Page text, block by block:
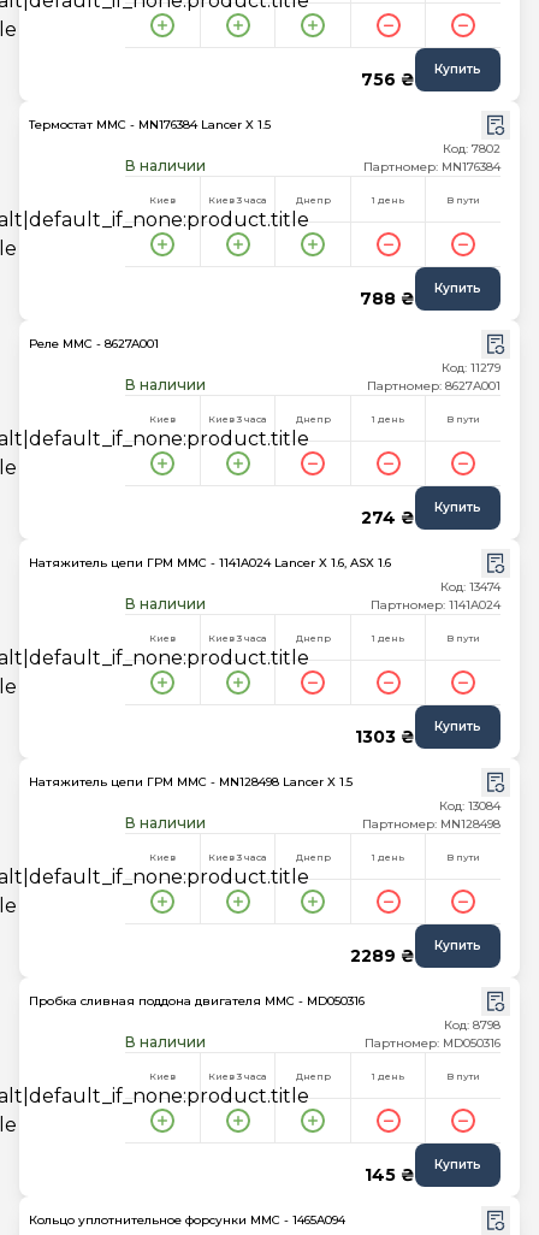
756 ₴ Купить
Термостат MMC - MN176384 Lancer X 1.5
В наличии
Код: 7802
Партномер: MN176384
Киев Киев 3 часа Днепр 1 день В пути
788 ₴ Купить
Реле MMC - 8627A001
В наличии
Код: 11279
Партномер: 8627A001
Киев Киев 3 часа Днепр 1 день В пути
274 ₴ Купить
Натяжитель цепи ГРМ MMC - 1141A024 Lancer X 1.6, ASX 1.6
В наличии
Код: 13474
Партномер: 1141A024
Киев Киев 3 часа Днепр 1 день В пути
1303 ₴ Купить
Натяжитель цепи ГРМ MMC - MN128498 Lancer X 1.5
В наличии
Код: 13084
Партномер: MN128498
Киев Киев 3 часа Днепр 1 день В пути
2289 ₴ Купить
Пробка сливная поддона двигателя MMC - MD050316
В наличии
Код: 8798
Партномер: MD050316
Киев Киев 3 часа Днепр 1 день В пути
145 ₴ Купить
Кольцо уплотнительное форсунки MMC - 1465A094